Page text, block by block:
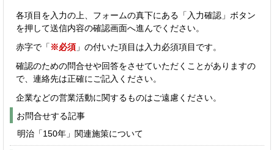
各項目を入力の上、フォームの真下にある「入力確認」ボタン
を押して送信内容の確認画面へ進んでください。
赤字で「 ※必須 」の付いた項目は入力必須項目です。
確認のための問合せや回答をさせていただくことがありますの
で、連絡先は正確にご記入ください。
企業などの営業活動に関するものはご遠慮ください。
お問合せする記事
明治「150年」関連施策について